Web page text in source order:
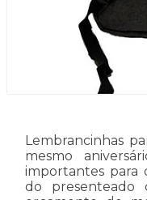
Lembrancinhas
mesmo
importantes para
do presenteado